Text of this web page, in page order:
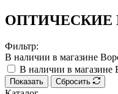
ОПТИЧЕСКИЕ
Фильтр:
В наличии в магазине
В наличии в магазине
Показать Сбросить